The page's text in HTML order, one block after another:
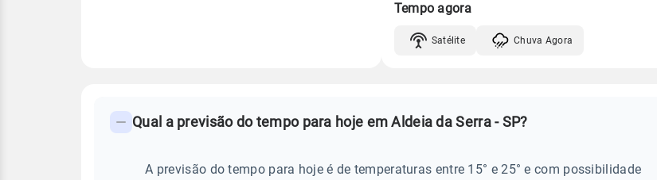
Tempo agora
Satélite Chuva Agora
PREVISÃO
frequentes
Qual a previsão do tempo para hoje em Aldeia da Serra - SP?
A previsão do tempo para hoje é de temperaturas entre 15° e 25° e com possibilidade